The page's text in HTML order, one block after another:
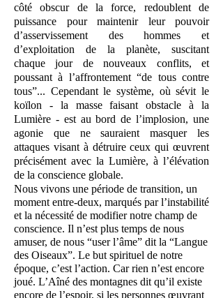
côté obscur de la force, redoublent de
puissance pour maintenir leur pouvoir
d’asservissement des hommes et
d’exploitation de la planète, suscitant
chaque jour de nouveaux conflits, et
poussant à l’affrontement “de tous contre
tous”... Cependant le système, où sévit le
koïlon - la masse faisant obstacle à la
Lumière - est au bord de l’implosion, une
agonie que ne sauraient masquer les
attaques visant à détruire ceux qui œuvrent
précisément avec la Lumière, à l’élévation
de la conscience globale.
Nous vivons une période de transition, un
moment entre-deux, marqués par l’instabilité
et la nécessité de modifier notre champ de
conscience. Il n’est plus temps de nous
amuser, de nous “user l’âme” dit la “Langue
des Oiseaux”. Le but spirituel de notre
époque, c’est l’action. Car rien n’est encore
joué. L’Aîné des montagnes dit qu’il existe
encore de l’espoir, si les personnes œuvrant